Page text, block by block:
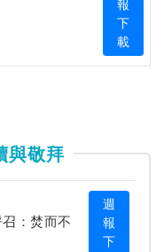
報
下
載
與敬拜
：焚而不
週
報
下